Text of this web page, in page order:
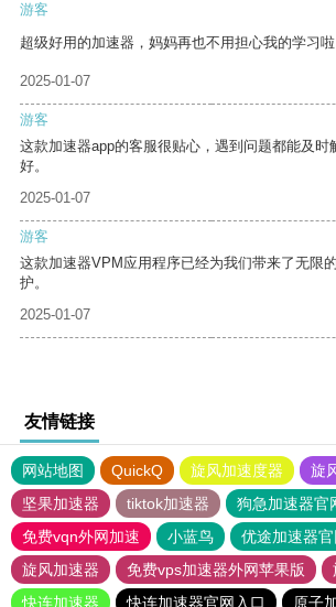
游客
超级好用的加速器，妈妈再也不用担心我的学习啦
2025-01-07
游客
这款加速器app的客服很贴心，遇到问题都能及时
好。
2025-01-07
游客
这款加速器VPM应用程序已经为我们带来了无限
护。
2025-01-07
友情链接
网站地图 QuickQ 旋风加速度器
旋
坚果加速器
tiktok加速器
狗急加速器官
免费vqn外网加速
小蓝鸟 优途加速器官
旋风加速器
免费vps加速器外网苹果版
快连加速器
快连加速器官网入口
原子